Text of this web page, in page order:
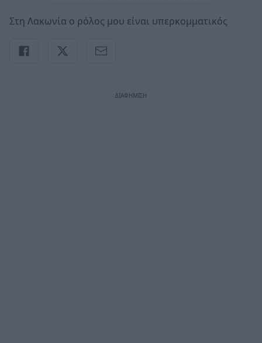
Στη Λακωνία ο ρόλος μου είναι υπερκομματικός